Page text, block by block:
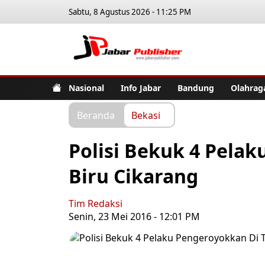
Sabtu, 8 Agustus 2026 - 11:25 PM
Nasional Info Jabar Bandung
Beranda Bekasi
Polisi Bekuk 4
Biru Cikarang
Tim Redaksi
Senin, 23 Mei 2016 - 12:01 PM